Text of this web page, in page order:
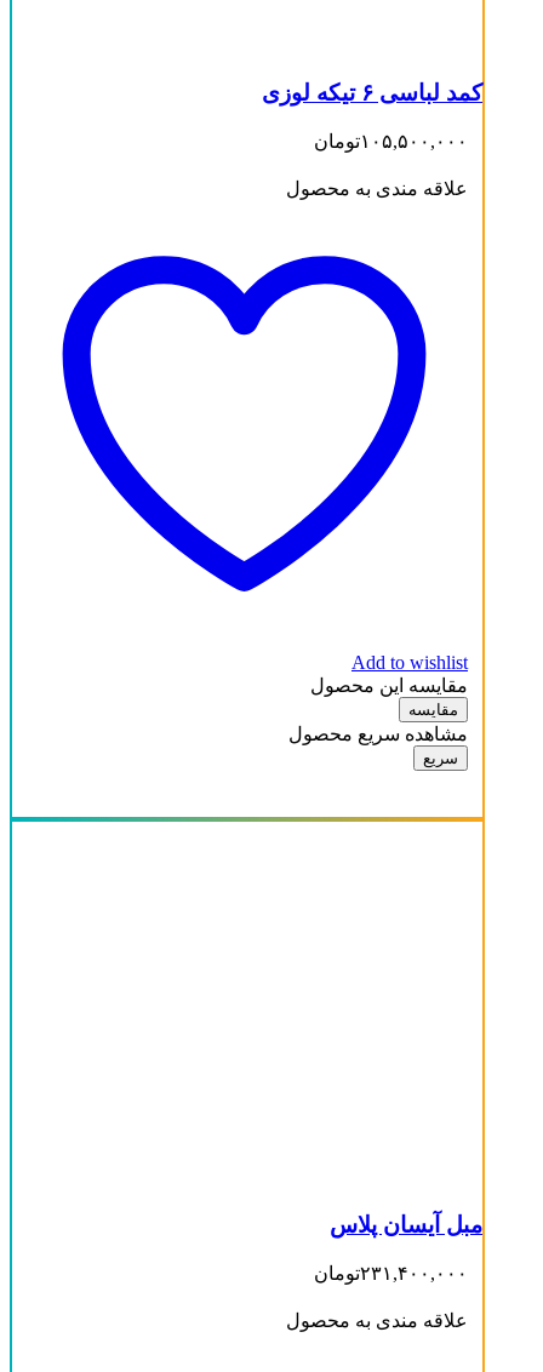
کمد لباسی ۶ تیکه لوزی
۱۰۵,۵۰۰,۰۰۰ تومان
علاقه مندی به محصول
Add to wishlist
مقایسه این محصول
مقایسه
مشاهده سریع محصول
سریع
مبل آیسان پلاس
۲۳۱,۴۰۰,۰۰۰تومان
علاقه مندی به محصول